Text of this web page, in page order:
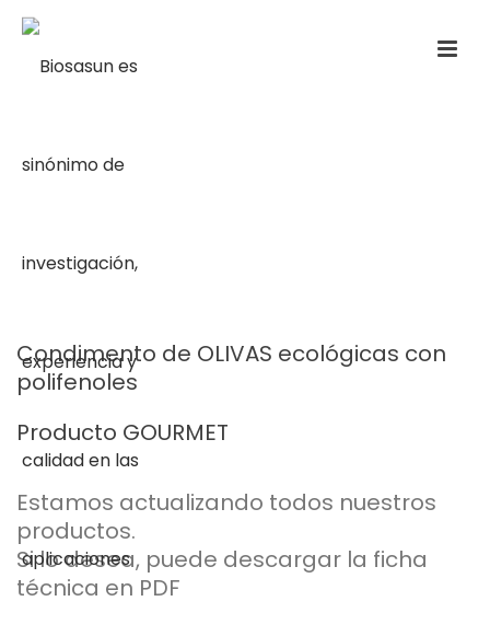
Condimento de OLIVAS ecológicas con
polifenoles
Producto GOURMET
Estamos actualizando todos nuestros
productos.
Si lo desea, puede descargar la ficha
técnica en PDF